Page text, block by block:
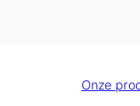
Onze